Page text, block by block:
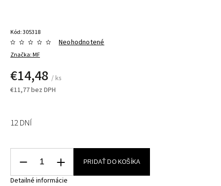
Kód:305318
Značka:MF
Neohodnotené
€14,48 / ks
€11,77 bez DPH
12 DNÍ
PRIDAŤ DO KOŠÍKA
Detailné informácie